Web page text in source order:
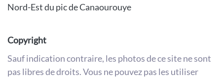
Nord-Est du pic de Canaourouye
Copyright
Sauf indication contraire, les photos de ce site ne sont
pas libres de droits. Vous ne pouvez pas les utiliser